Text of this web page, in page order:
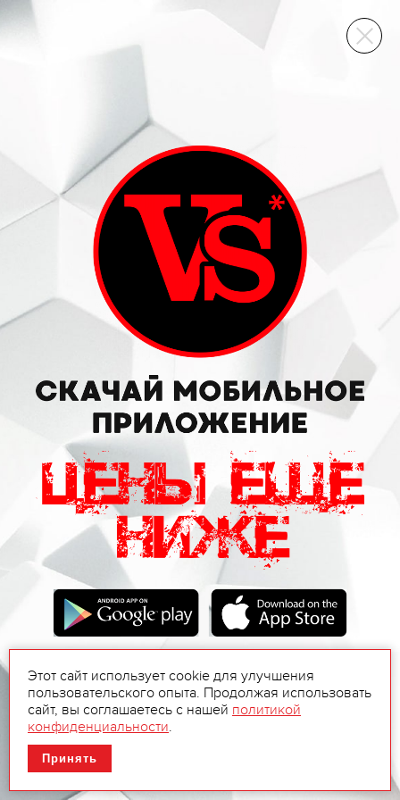
ВИННЫЙ СКЛАД
Этот сайт использует cookie для улучшения
пользовательского опыта. Продолжая использовать
сайт, вы соглашаетесь с нашей политикой
конфиденциальности.
Принять